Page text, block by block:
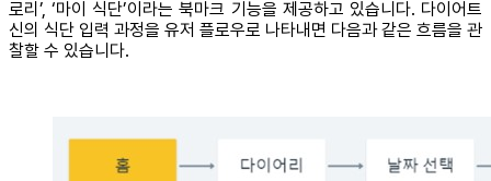
로리’, ‘마이 식단’이라는 북마크 기능을 제공하고 있습니다. 다이어트
신의 식단 입력 과정을 유저 플로우로 나타내면 다음과 같은 흐름을 관
찰할 수 있습니다.